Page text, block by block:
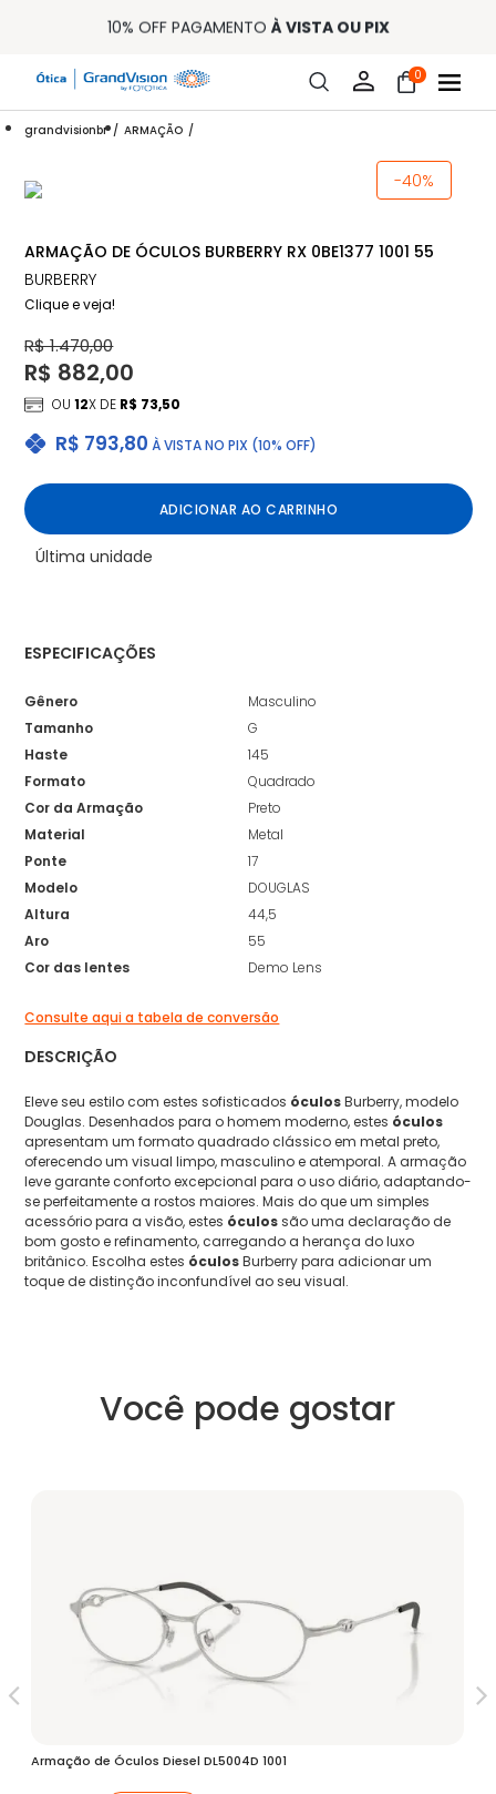
ENTREGA PARA TODO BRASIL
32% OFF NO COMBO - CONS. REG.
LOJA ONLINE DE LENTES DE CONTATO E ÓCULOS
FRETE GRÁTIS EM TODO O SITE
À VISTA OU PIX
15% OFF NA PRIMEIRA COMPRA (CONSULTE REGULAMENTO)
0
grandvisionbr ARMAÇÃO
-40%
ARMAÇÃO DE ÓCULOS BURBERRY RX 0BE1377 1001 55
BURBERRY
Clique e veja!
R$ 793,80 À VISTA NO PIX (10% OFF)
R$ 1.470,00
R$ 882,00
OU12X DE R$ 73,50
ADICIONAR AO CARRINHO
Última unidade
ESPECIFICAÇÕES
Gênero
Masculino
Tamanho
G
Haste
145
Formato
Quadrado
Cor da Armação
Preto
Material
Metal
Ponte
17
Modelo
DOUGLAS
Altura
44,5
Aro
55
Cor das lentes
Demo Lens
Consulte aqui a tabela de conversão
DESCRIÇÃO
Eleve seu estilo com estes sofisticados óculosBurberry, modelo
Douglas. Desenhados para o homem moderno, estes óculos
apresentam um formato quadrado clássico em metal preto,
oferecendo um visual limpo, masculino e atemporal. A armação
leve garante conforto excepcional para o uso diário, adaptando-
se perfeitamente a rostos maiores. Mais do que um simples
acessório para a visão, estes óculossão uma declaração de
bom gosto e refinamento, carregando a herança do luxo
britânico. Escolha estes óculosBurberry para adicionar um
toque de distinção inconfundível ao seu visual.
Você pode gostar
Armação de Óculos Diesel DL5004D 1001